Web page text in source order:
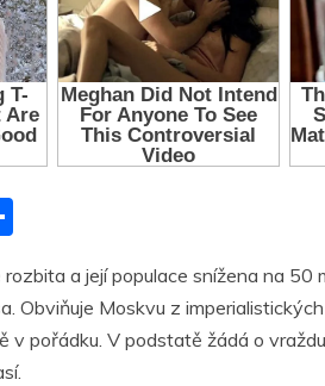
ar
e
a její populace snížena na 50
Moskvu z
pořádku. V podstatě žádá o